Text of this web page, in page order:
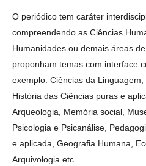
O periódico tem caráter
compreendendo as Ciências
Humanidades ou demais áreas
proponham temas com interface
exemplo: Ciências da
História das Ciências puras e
Arqueologia, Memória social,
Psicologia e Psicanálise,
e aplicada, Geografia Humana,
Arquivologia etc.